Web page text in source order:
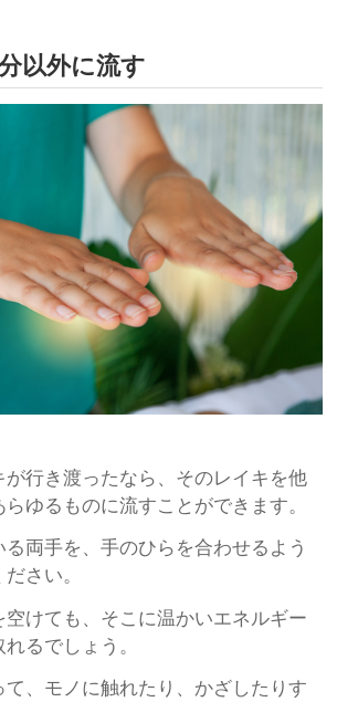
以外に流す
が行き渡ったなら、そのレイキを他
ゆるものに流すことができます。
る両手を、手のひらを合わせるよう
さい。
空けても、そこに温かいエネルギー
るでしょう。
て、モノに触れたり、かざしたりす